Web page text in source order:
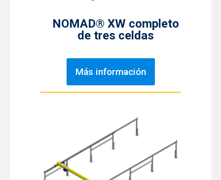
NOMAD® XW completo
de tres celdas
Más información